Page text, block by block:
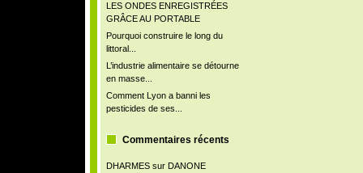
LES ONDES ENREGISTRÉES
GRÂCE AU PORTABLE
Pourquoi construire le long du
littoral...
L’industrie alimentaire se détourne
en masse...
Comment Lyon a banni les
pesticides de ses...
Commentaires récents
DHARMESsur DANONE